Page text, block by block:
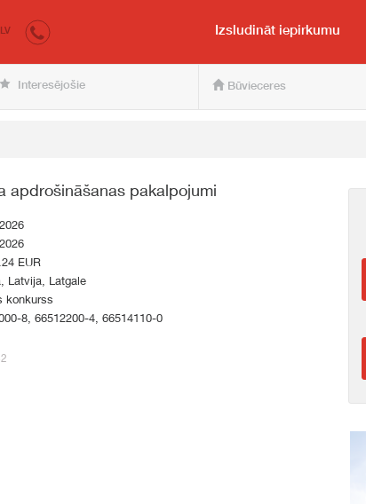
pircējam un pārdevējam
LV Izsludināt iepirkumu
Interesējošie Būvieceres
apdrošināšanas pakalpojumi
EUR
Latvija, Latgale
konkurss
8, 66512200-4, 66514110-0